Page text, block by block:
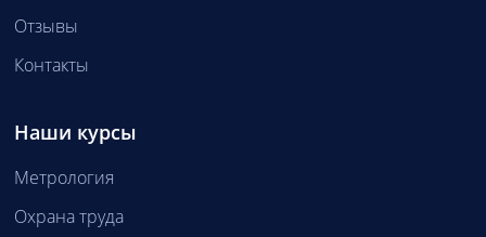
Отзывы
Контакты
Наши курсы
Метрология
Охрана труда